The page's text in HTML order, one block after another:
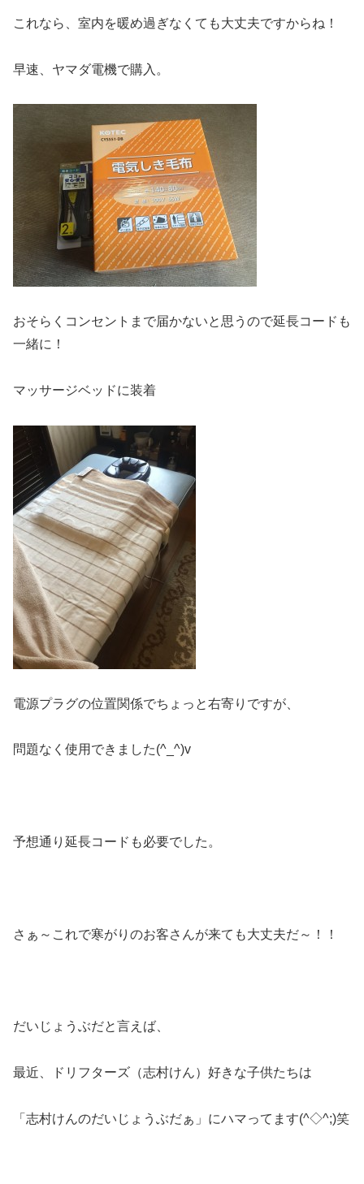
これなら、室内を暖め過ぎなくても大丈夫ですからね！
早速、ヤマダ電機で購入。
おそらくコンセントまで届かないと思うので延長コードも
一緒に！
マッサージベッドに装着
電源プラグの位置関係でちょっと右寄りですが、
問題なく使用できました(^_^)v
予想通り延長コードも必要でした。
さぁ～これで寒がりのお客さんが来ても大丈夫だ～！！
だいじょうぶだと言えば、
最近、ドリフターズ（志村けん）好きな子供たちは
「志村けんのだいじょうぶだぁ」にハマってます(^◇^;)笑